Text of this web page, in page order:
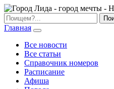
Главная
Все новости
Все статьи
Справочник номеров
Расписание
Афиша